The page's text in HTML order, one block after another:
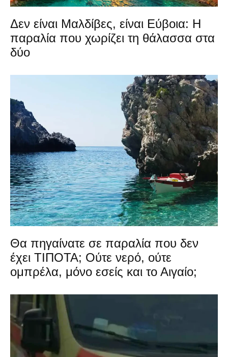
Δεν είναι Μαλδίβες, είναι Εύβοια: Η
παραλία που χωρίζει τη θάλασσα στα
δύο
Θα πηγαίνατε σε παραλία που δεν
έχει ΤΙΠΟΤΑ; Ούτε νερό, ούτε
ομπρέλα, μόνο εσείς και το Αιγαίο;